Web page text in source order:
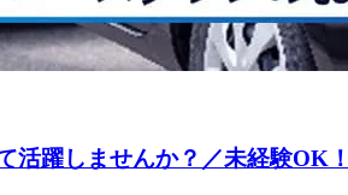
活躍しませんか？／未経験